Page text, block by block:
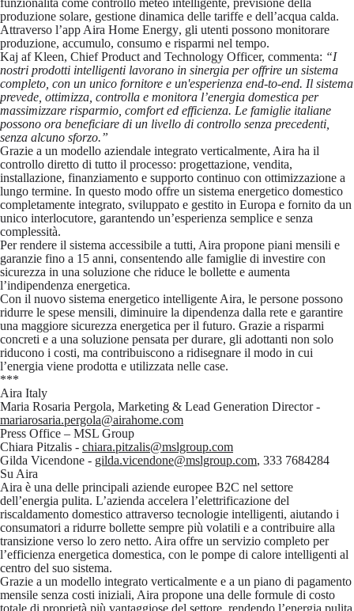
funzionalità come controllo meteo intelligente, previsione della
produzione solare, gestione dinamica delle tariffe e dell’acqua calda.
Attraverso l’app Aira Home Energy, gli utenti possono monitorare
produzione, accumulo, consumo e risparmi nel tempo.
Kaj af Kleen, Chief Product and Technology Officer, commenta: “I
nostri prodotti intelligenti lavorano in sinergia per offrire un sistema
completo, con un unico fornitore e un'esperienza end-to-end. Il sistema
prevede, ottimizza, controlla e monitora l’energia domestica per
massimizzare risparmio, comfort ed efficienza. Le famiglie italiane
possono ora beneficiare di un livello di controllo senza precedenti,
senza alcuno sforzo.”
Grazie a un modello aziendale integrato verticalmente, Aira ha il
controllo diretto di tutto il processo: progettazione, vendita,
installazione, finanziamento e supporto continuo con ottimizzazione a
lungo termine. In questo modo offre un sistema energetico domestico
completamente integrato, sviluppato e gestito in Europa e fornito da un
unico interlocutore, garantendo un’esperienza semplice e senza
complessità.
Per rendere il sistema accessibile a tutti, Aira propone piani mensili e
garanzie fino a 15 anni, consentendo alle famiglie di investire con
sicurezza in una soluzione che riduce le bollette e aumenta
l’indipendenza energetica.
Con il nuovo sistema energetico intelligente Aira, le persone possono
ridurre le spese mensili, diminuire la dipendenza dalla rete e garantire
una maggiore sicurezza energetica per il futuro. Grazie a risparmi
concreti e a una soluzione pensata per durare, gli adottanti non solo
riducono i costi, ma contribuiscono a ridisegnare il modo in cui
l’energia viene prodotta e utilizzata nelle case.
***
Aira Italy
Maria Rosaria Pergola, Marketing & Lead Generation Director -
mariarosaria.pergola@airahome.com
Press Office – MSL Group
Chiara Pitzalis - chiara.pitzalis@mslgroup.com
Gilda Vicendone - gilda.vicendone@mslgroup.com, 333 7684284
Su Aira
Aira è una delle principali aziende europee B2C nel settore
dell’energia pulita. L’azienda accelera l’elettrificazione del
riscaldamento domestico attraverso tecnologie intelligenti, aiutando i
consumatori a ridurre bollette sempre più volatili e a contribuire alla
transizione verso lo zero netto. Aira offre un servizio completo per
l’efficienza energetica domestica, con le pompe di calore intelligenti al
centro del suo sistema.
Grazie a un modello integrato verticalmente e a un piano di pagamento
mensile senza costi iniziali, Aira propone una delle formule di costo
totale di proprietà più vantaggiose del settore, rendendo l’energia pulita